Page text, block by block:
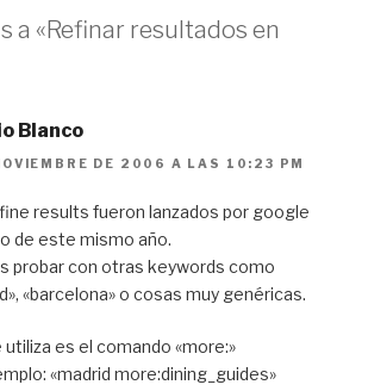
a «Refinar resultados en
Blanco
DE 2006 A LAS 10:23 PM
results fueron lanzados por google
de este mismo año.
probar con otras keywords como
«barcelona» o cosas muy genéricas.
utiliza es el comando «more:»
«madrid more:dining_guides»